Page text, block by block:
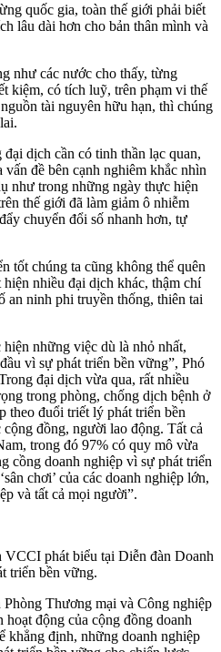
quốc gia, toàn thế giới phải biết
lâu dài hơn cho bản thân mình và
như các nước cho thấy, từng
kiệm, có tích luỹ, trên phạm vi thế
tài nguyên hữu hạn, thì chúng
dịch cần có tinh thần lạc quan,
đề bên cạnh nghiêm khắc nhìn
như trong những ngày thực hiện
thế giới đã làm giảm ô nhiễm
chuyển đổi số nhanh hơn, tự
tốt chúng ta cũng không thể quên
nhiều đại dịch khác, thậm chí
an ninh phi truyền thống, thiên tai
những việc dù là nhỏ nhất,
vì sự phát triển bền vững”, Phó
đại dịch vừa qua, rất nhiều
trong phòng, chống dịch bệnh ở
theo đuổi triết lý phát triển bền
đồng, người lao động. Tất cả
trong đó 97% có quy mô vừa
cồng doanh nghiệp vì sự phát triển
chơi’ của các doanh nghiệp lớn,
và tất cả mọi người”.
phát biểu tại Diễn đàn Doanh
triển bền vững.
Thương mại và Công nghiệp
động của cộng đồng doanh
khẳng định, những doanh nghiệp